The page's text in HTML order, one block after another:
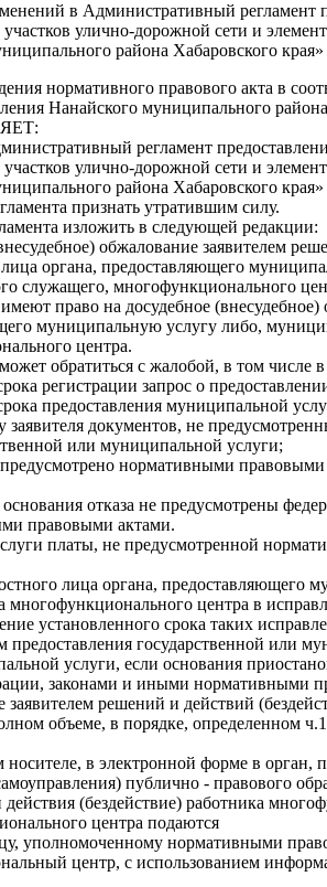
в Административный регламент
улично-дорожной сети и
района Хабаровского
нормативного правового акта в
Нанайского муниципального
регламент
улично-дорожной сети и
района Хабаровского
признать утратившим силу.
изложить в следующей редакции:
обжалование заявителем
органа, предоставляющего
служащего, многофункционального
право на досудебное
муниципальную услугу либо,
центра.
обратиться с жалобой, в том числе
регистрации запрос о
предоставления муниципальной
заявителя документов, не
или муниципальной услуги;
предусмотрено нормативными
основания отказа не предусмотрены
правовыми актами.
платы, не предусмотренной
лица органа, предоставляющего
центра в
установленного срока таких
государственной или
услуги, если основания
законами и иными нормативными
решений и действий
объеме, в порядке, определенном
в электронной форме в
публично - правового
(бездействие) работника
центра подаются
уполномоченному нормативными
центр, с использованием